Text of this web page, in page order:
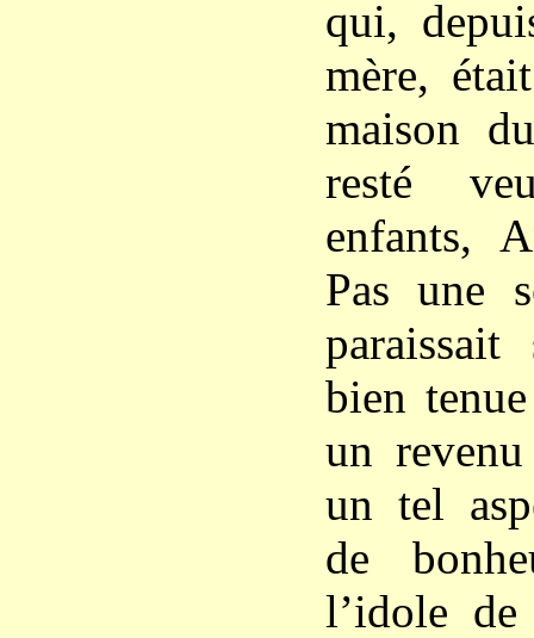
qui,
mère,
maison
resté
enfants,
Pas une
bien
un
un tel
de
l’idole